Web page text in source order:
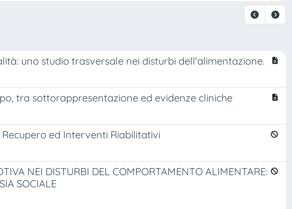
uno studio trasversale nei disturbi dell'alimentazione.
tra sottorappresentazione ed evidenze cliniche
ed Interventi Riabilitativi
NEI DISTURBI DEL COMPORTAMENTO ALIMENTARE:
SOCIALE